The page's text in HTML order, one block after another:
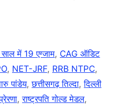
में 19 एग्जाम, CAG ऑडिट
, NET-JRF, RRB NTPC,
पांडेय,छत्तीसगढ़ तिल्दा,दिल्ली
,राष्ट्रपति गोल्ड मेडल,